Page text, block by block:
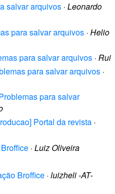
salvar arquivos · Leonardo
para salvar arquivos · Helio
para salvar arquivos · Rui
para salvar arquivos ·
para salvar
Portal da revista ·
· Luiz Oliveira
Broffice · luizheli -AT-